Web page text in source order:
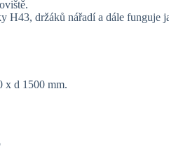
H43, držáků nářadí a dále funguje
x d 1500 mm.